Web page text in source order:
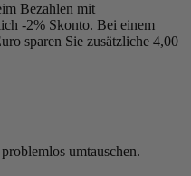
Bezahlen mit
-2% Skonto. Bei einem
sparen Sie zusätzliche 4,00
umtauschen.